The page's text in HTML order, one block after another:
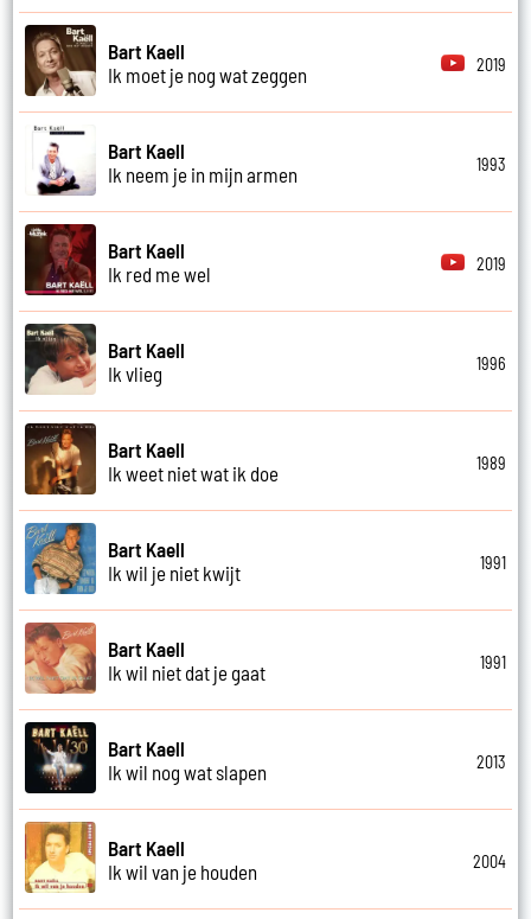
Bart Kaell
Ik moet je nog wat zeggen
2019
Bart Kaell
Ik neem je in mijn armen
1993
Bart Kaell
Ik red me wel
2019
Bart Kaell
Ik vlieg
1996
Bart Kaell
Ik weet niet wat ik doe
1989
Bart Kaell
Ik wil je niet kwijt
1991
Bart Kaell
Ik wil niet dat je gaat
1991
Bart Kaell
Ik wil nog wat slapen
2013
Bart Kaell
Ik wil van je houden
2004